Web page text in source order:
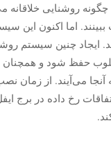
روشنایی خلاقانه
اما اکنون این
ایجاد چنین سیستم
مطلوب حفظ شود و
می‌آیند. از زمان نصب
رخ داده در برج